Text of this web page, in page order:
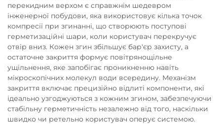
перекидним верхом є справжнім шедевром
інженерної побудови, яка використовує кілька точок
компресії при згинанні, що створюють поступові
герметизаційні шари, коли користувач перекручує
отвір вниз. Кожен згин збільшує бар'єр захисту, а
остаточне закриття формує повітрянощільне
ущільнення, яке запобігає проникненню навіть
мікроскопічних молекул води всередину. Механізм
закриття включає прецизійно відлиті компоненти, які
ідеально узгоджуються з кожним згином, забезпечуючи
стабільну герметичність незалежно від того, наскільки
швидко чи ретельно користувач оперує системою.